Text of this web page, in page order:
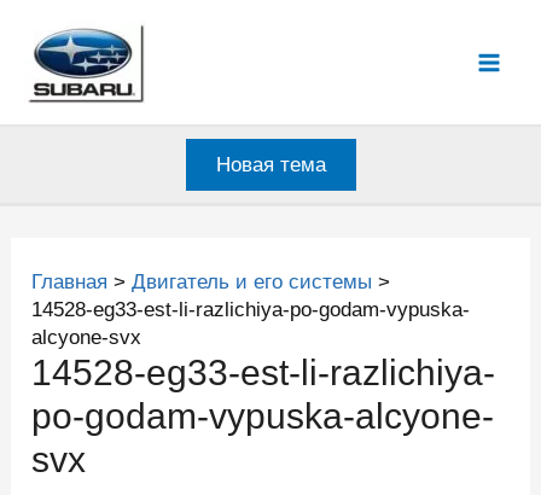
содержимому
Новая тема
Главная
Двигатель и его системы
14528-eg33-est-li-razlichiya-po-godam-vypuska-
alcyone-svx
14528-eg33-est-li-razlichiya-
po-godam-vypuska-alcyone-
svx